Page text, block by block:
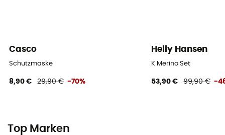
Casco
Schutzmaske
8,90 € 29,90 € -70%
Helly Hansen
K Merino Set
53,90 € 99,90 € -
Top Marken